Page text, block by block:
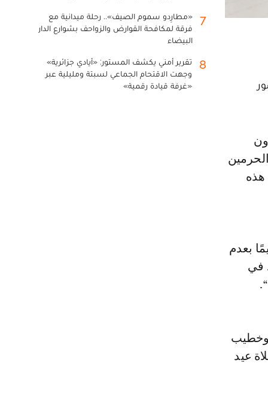
هذه
بعدم
في
وخطيب
عيد
7
«مطارِدو سموم الصيف».. رحلة ميدانية مع
فرقة لمكافحة القوارض والزواحف بشوارع الدار
البيضاء
8
تقرير أمني يكشف المستور: «أيادي جزائرية»
وجهت الاقتحام الجماعي لسبتة ومليلية عبر
«غرفة قيادة رقمية»